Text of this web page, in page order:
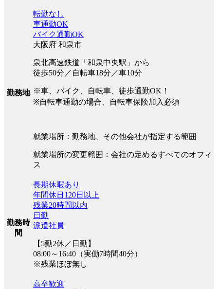
勤務地
転勤なし
車通勤OK
バイク通勤OK
大阪府 和泉市
泉北高速鉄道「和泉中央駅」から
徒歩50分／自転車18分／車10分
※車、バイク、自転車、徒歩通勤OK！
※自転車通勤の場合、自転車保険加入必須
就業場所：勤務地、その他会社が指定する範囲
就業場所の変更範囲：会社の定めるすべてのオフィ
ス
勤務時
間
長期休暇あり
年間休日120日以上
残業20時間以内
日勤
派遣社員
【5勤2休／日勤】
08:00～16:40（実働7時間40分）
※残業ほぼ無し
高卒歓迎